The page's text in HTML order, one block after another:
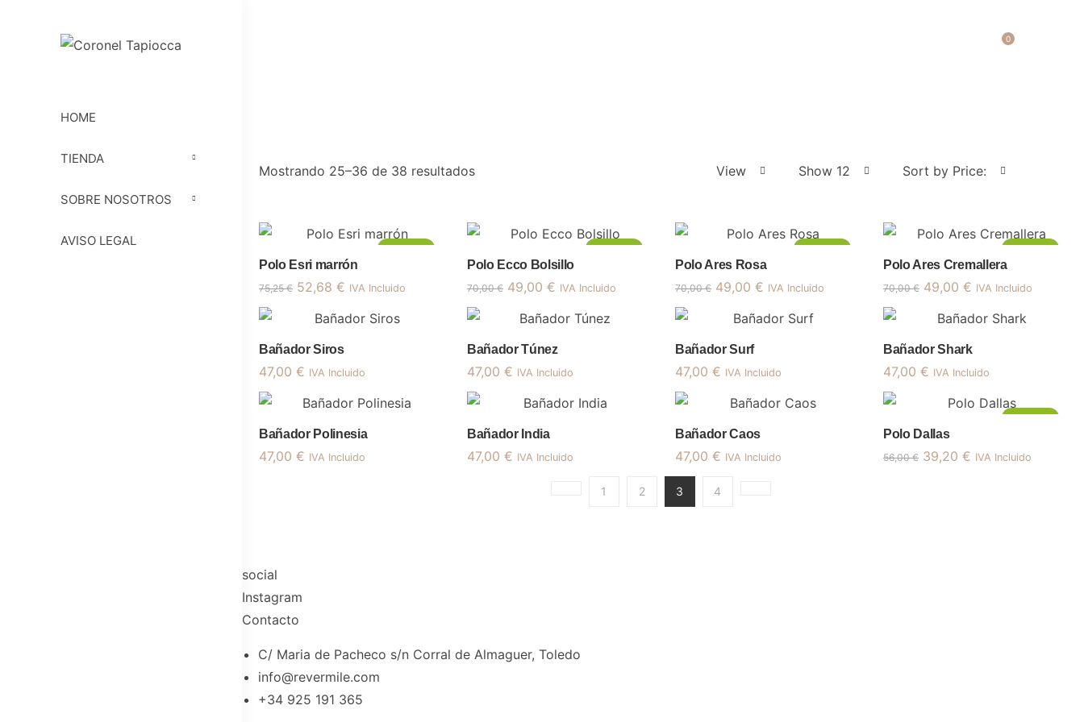
0
HOME
TIENDA
SOBRE NOSOTROS
AVISO LEGAL
Mostrando 25–36 de 38 resultadosOrdenado
alto
bajo
View Show 12 Sort by Price:
¡Oferta!
Polo Esri marrón
75,25€ El
original
75,25 €.
52,68 €El
actual
52,68 €.
IVA Incluido
¡Oferta!
Polo Ecco Bolsillo
70,00€ El
original
70,00 €.
49,00 €El
actual
49,00 €.
IVA Incluido
¡Oferta!
Polo Ares Rosa
70,00€ El
original
70,00 €.
49,00 €El
actual
IVA Incluido
¡Oferta!
Polo Ares Cremallera
70,00€ El
original
70,00 €.
49,00€ El
actual
49,00 €.
IVA Incluido
Bañador Siros
47,00 € IVA Incluido
Bañador Túnez
47,00 € IVA Incluido
Bañador Surf
47,00 € IVA Incluido
Bañador Shark
47,00€ IVA Incluido
Bañador Polinesia
47,00 € IVA Incluido
Bañador India
47,00 € IVA Incluido
Bañador Caos
47,00 € IVA Incluido
¡Oferta!
Polo Dallas
56,00€ El
39,20€ El
IVA Incluido
1 2 3 4
social
Instagram
Contacto
C/ Maria de Pacheco s/n Corral de Almaguer, Toledo
info@revermile.com
+34 925 191 365